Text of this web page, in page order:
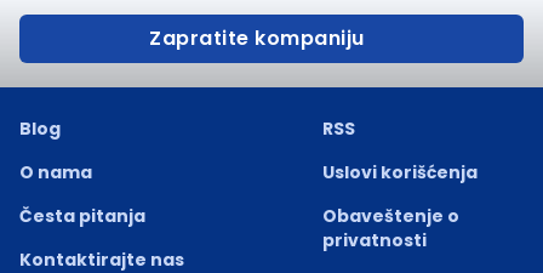
Zapratite kompaniju
Blog
O nama
Česta pitanja
Kontaktirajte nas
RSS
Uslovi korišćenja
Obaveštenje o
privatnosti